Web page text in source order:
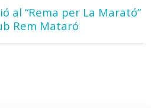
al “Rema per La Marató”
Rem Mataró